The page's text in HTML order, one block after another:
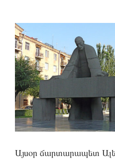
View
Larger
Image
Այսօր ճարտարապետ